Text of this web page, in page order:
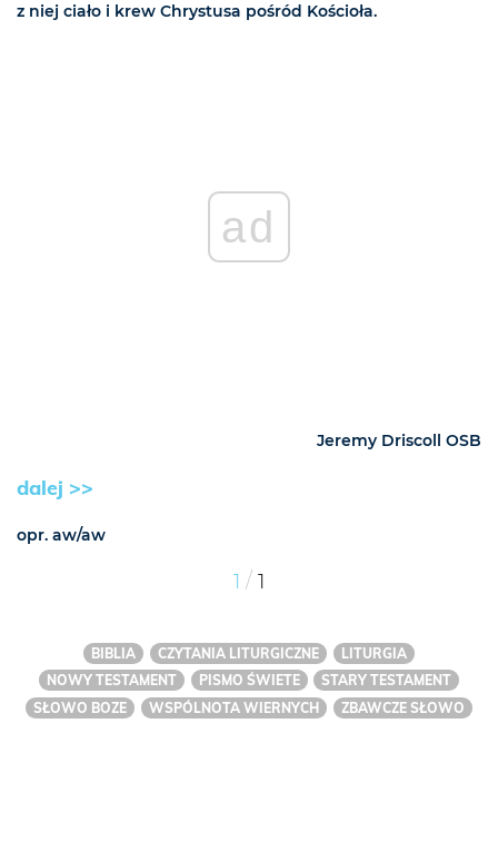
z niej ciało i krew Chrystusa pośród Kościoła.
ad
Jeremy Driscoll OSB
dalej >>
opr. aw/aw
1 / 1
BIBLIA CZYTANIA LITURGICZNE
LITURGIA
NOWY TESTAMENT
PISMO ŚWIETE
STARY TESTAMENT
SŁOWO BOZE
WSPÓLNOTA WIERNYCH ZBAWCZE SŁOWO